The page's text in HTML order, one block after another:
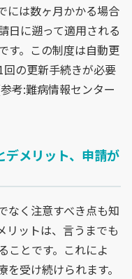
には数ヶ月かかる場合
日に遡って適用される
す。この制度は自動更
の更新手続きが必要
考:難病情報センター
デメリット、申請が
なく注意すべき点も知
リットは、言うまでも
ことです。これによ
受け続けられます。